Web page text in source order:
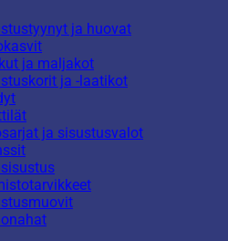
ja huovat
ja maljakot
ja -laatikot
ja sisustusvalot